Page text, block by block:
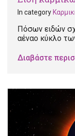
In category
Πόσων ειδών
αέναο κύκλο
Διαβάστε